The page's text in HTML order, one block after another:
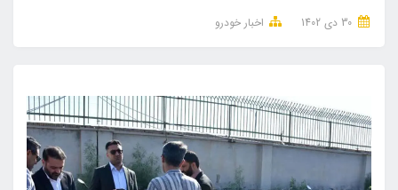
اخبار خودرو